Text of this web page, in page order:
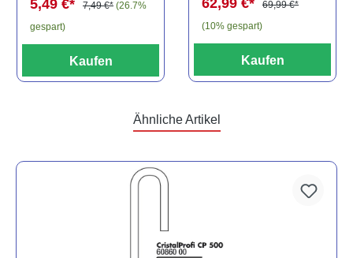
5,49 €* 7,49 €* (26.7%
gespart)
Kaufen
62,99 €*
69,99 €*
(10% gespart)
Kaufen
Ähnliche Artikel